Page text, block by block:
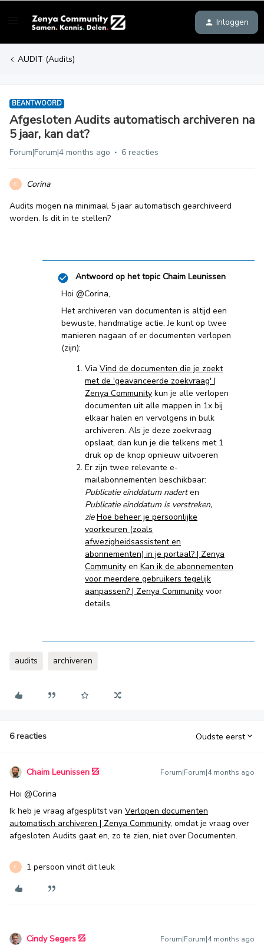
Inloggen
AUDIT (Audits)
BEANTWOORD
Afgesloten Audits automatisch archiveren na
5 jaar, kan dat?
Forum|Forum|4 months ago 6 reacties
C
Corina
Audits mogen na minimaal 5 jaar automatisch gearchiveerd
worden. Is dit in te stellen?
Antwoord op het topic Chaim Leunissen
Hoi ​ @Corina,
Het archiveren van documenten is altijd een
bewuste, handmatige actie. Je kunt op twee
manieren nagaan of er documenten verlopen
(zijn):
Via Vind de documenten die je zoekt
met de 'geavanceerde zoekvraag' |
Zenya Community kun je alle verlopen
documenten uit alle mappen in 1x bij
elkaar halen en vervolgens in bulk
archiveren. Als je deze zoekvraag
opslaat, dan kun je die telkens met 1
druk op de knop opnieuw uitvoeren
Er zijn twee relevante e-
mailabonnementen beschikbaar:
Publicatie einddatum naderten
Publicatie einddatum is verstreken,
zieHoe beheer je persoonlijke
voorkeuren (zoals
afwezigheidsassistent en
abonnementen) in je portaal? | Zenya
Community en Kan ik de abonnementen
voor meerdere gebruikers tegelijk
aanpassen? | Zenya Community voor
details
audits archiveren
6 reacties Oudste eerst
Chaim Leunissen Forum|Forum|4 months ago
Hoi ​ @Corina
Ik heb je vraag afgesplitst van Verlopen documenten
automatisch archiveren | Zenya Community, omdat je vraag over
afgesloten Audits gaat en, zo te zien, niet over Documenten.
C 1 persoon vindt dit leuk
Cindy Segers Forum|Forum|4 months ago